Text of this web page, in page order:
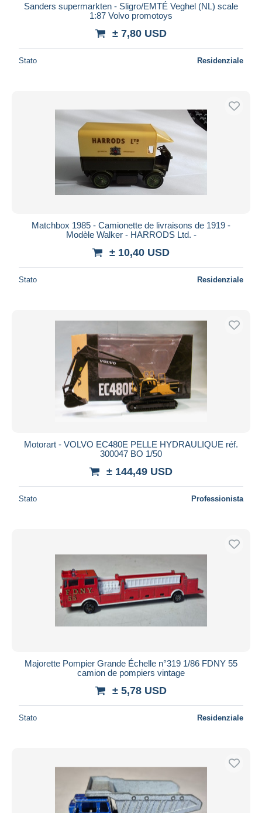
Sanders supermarkten - Sligro/EMTÉ Veghel (NL) scale
1:87 Volvo promotoys
± 7,80 USD
Stato Residenziale
Matchbox 1985 - Camionette de livraisons de 1919 -
Modèle Walker - HARRODS Ltd. -
± 10,40 USD
Stato Residenziale
Motorart - VOLVO EC480E PELLE HYDRAULIQUE réf.
300047 BO 1/50
± 144,49 USD
Stato Professionista
Majorette Pompier Grande Échelle n°319 1/86 FDNY 55
camion de pompiers vintage
± 5,78 USD
Stato Residenziale